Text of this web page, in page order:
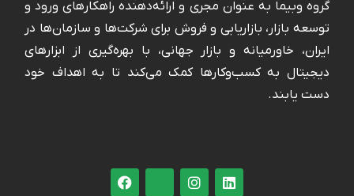
گروه وبیما به عنوان مجری و ارائه‌دهنده راهکارهای ورود و
توسعه بازار، بازاریابی و فروش برای شرکت‌ها و سازمان‌ها در
ایران، خاورمیانه و بازار جهانی، با بهره‌گیری از ابزارهای
دیجیتال به کسب‌وکارها کمک می‌کند تا به اهداف خود
دست یابند.